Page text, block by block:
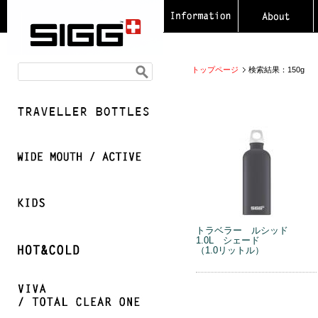
トップページ 検索結果：150g
トラベラー ルシッド
1.0L シェード
（1.0リットル）